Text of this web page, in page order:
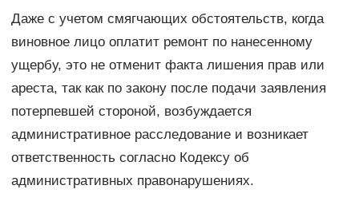
Даже с учетом смягчающих обстоятельств, когда
виновное лицо оплатит ремонт по нанесенному
ущербу, это не отменит факта лишения прав или
ареста, так как по закону после подачи заявления
потерпевшей стороной, возбуждается
административное расследование и возникает
ответственность согласно Кодексу об
административных правонарушениях.